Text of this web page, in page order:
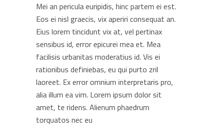
Mei an pericula euripidis, hinc partem ei est.
Eos ei nisl graecis, vix aperiri consequat an.
Eius lorem tincidunt vix at, vel pertinax
sensibus id, error epicurei mea et. Mea
facilisis urbanitas moderatius id. Vis ei
rationibus definiebas, eu qui purto zril
laoreet. Ex error omnium interpretaris pro,
alia illum ea vim. Lorem ipsum dolor sit
amet, te ridens. Alienum phaedrum
torquatos nec eu